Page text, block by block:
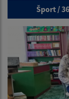
Šport /